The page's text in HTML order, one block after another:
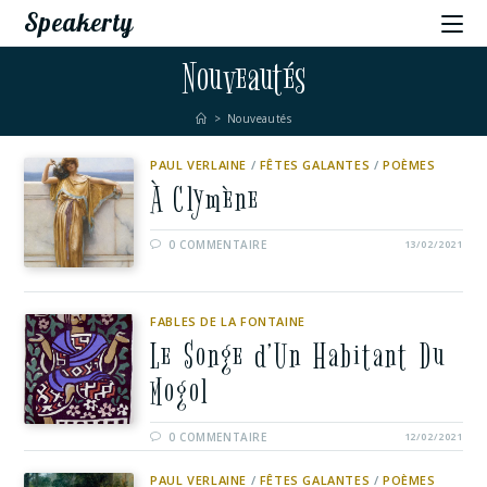
Speakerty
Nouveautés
> Nouveautés
PAUL VERLAINE / FÊTES GALANTES /POÈMES
À Clymène
0 COMMENTAIRE 13/02/2021
FABLES DE LA FONTAINE
Le Songe d’Un Habitant Du
Mogol
0 COMMENTAIRE 12/02/2021
PAUL VERLAINE / FÊTES GALANTES /POÈMES